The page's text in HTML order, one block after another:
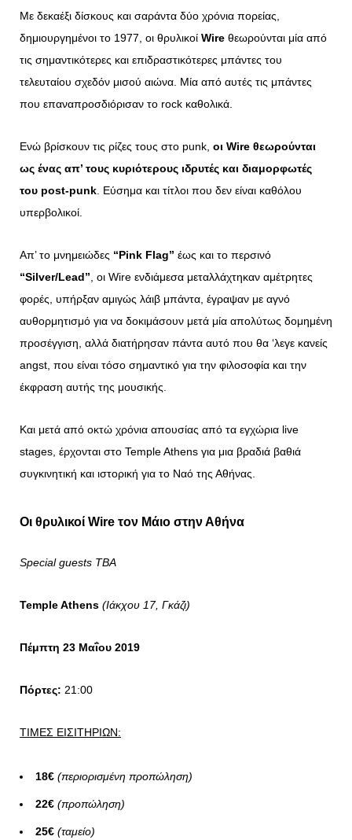
Με δεκαέξι δίσκους και σαράντα δύο χρόνια πορείας,
δημιουργημένοι το 1977, οι θρυλικοί Wire θεωρούνται μία από
τις σημαντικότερες και επιδραστικότερες μπάντες του
τελευταίου σχεδόν μισού αιώνα. Μία από αυτές τις μπάντες
που επαναπροσδιόρισαν το rock καθολικά.
Ενώ βρίσκουν τις ρίζες τους στο punk, οι Wire θεωρούνται
ως ένας απ’ τους κυριότερους ιδρυτές και διαμορφωτές
του post-punk. Εύσημα και τίτλοι που δεν είναι καθόλου
υπερβολικοί.
Απ’ το μνημειώδες “Pink Flag” έως και το περσινό
“Silver/Lead”, οι Wire ενδιάμεσα μεταλλάχτηκαν αμέτρητες
φορές, υπήρξαν αμιγώς λάιβ μπάντα, έγραψαν με αγνό
αυθορμητισμό για να δοκιμάσουν μετά μία απολύτως δομημένη
προσέγγιση, αλλά διατήρησαν πάντα αυτό που θα ‘λεγε κανείς
angst, που είναι τόσο σημαντικό για την φιλοσοφία και την
έκφραση αυτής της μουσικής.
Και μετά από οκτώ χρόνια απουσίας από τα εγχώρια live
stages, έρχονται στο Temple Athens για μια βραδιά βαθιά
συγκινητική και ιστορική για το Ναό της Αθήνας.
Οι θρυλικοί Wire τον Μάιο στην Αθήνα
Special guests TBA
Temple Athens (Ιάκχου 17, Γκάζι)
Πέμπτη 23 Μαΐου 2019
Πόρτες: 21:00
ΤΙΜΕΣ ΕΙΣΙΤΗΡΙΩΝ:
18€ (περιορισμένη προπώληση)
22€ (προπώληση)
25€ (ταμείο)